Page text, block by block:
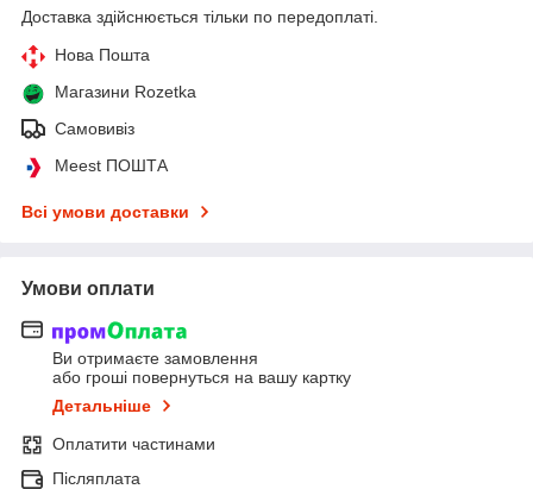
Доставка здійснюється тільки по передоплаті.
Нова Пошта
Магазини Rozetka
Самовивіз
Meest ПОШТА
Всі умови доставки
Умови оплати
Ви отримаєте замовлення
або гроші повернуться на вашу картку
Детальніше
Оплатити частинами
Післяплата